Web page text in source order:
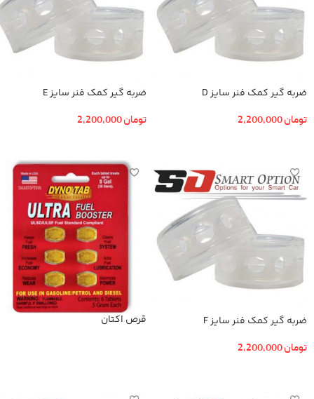
ضربه گیر کمک فنر سایز D
تومان
ضربه گیر کمک فنر سایز E
تومان
ضربه گیر کمک فنر سایز F
تومان
قرص اکتان